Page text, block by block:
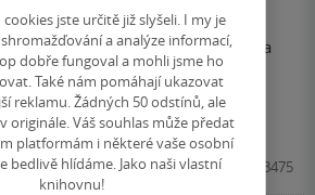
filmu a byla to první kniha
přečetla. Od té doby patří mezi
jsou jeho knihy opravdu
Kniha, Ikar, 2013, 9788024923475
jste určitě již slyšeli. I my je
a analýze informací,
dobře fungoval a mohli jsme ho
Také nám pomáhají ukazovat
reklamu. Žádných 50 odstínů, ale
originále. Váš souhlas může předat
platformám i některé vaše osobní
bedlivě hlídáme. Jako naši vlastní
knihovnu!